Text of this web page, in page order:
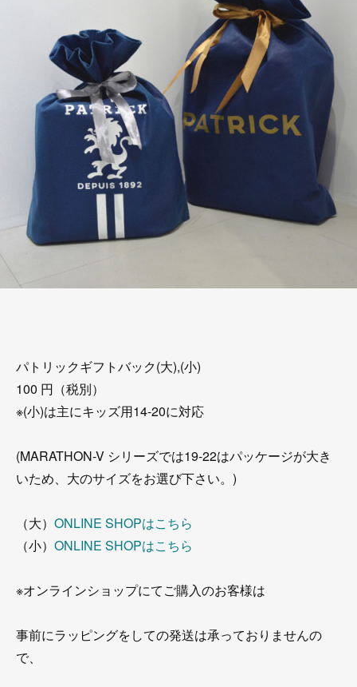
パトリックギフトバック(大),(小)
100 円（税別）
※(小)は主にキッズ用14-20に対応
(MARATHON-V シリーズでは19-22はパッケージが大き
いため、大のサイズをお選び下さい。)
（大） ONLINE SHOPはこちら
（小） ONLINE SHOPはこちら
※オンラインショップにてご購入のお客様は
事前にラッピングをしての発送は承っておりませんの
で、